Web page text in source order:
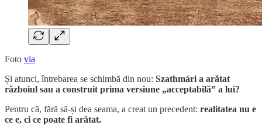
Foto via
Și atunci, întrebarea se schimbă din nou: Szathmári a arătat
războiul sau a construit prima versiune „acceptabilă” a lui?
Pentru că, fără să-și dea seama, a creat un precedent: realitatea nu e
ce e, ci ce poate fi arătat.